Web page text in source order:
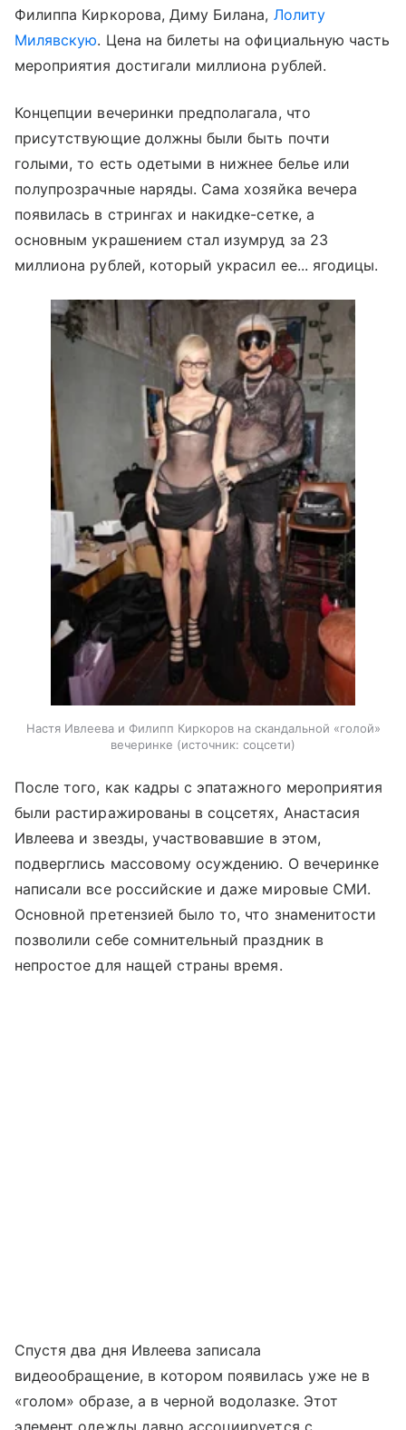
Филиппа Киркорова, Диму Билана, Лолиту
Милявскую. Цена на билеты на официальную часть
мероприятия достигали миллиона рублей.
Концепции вечеринки предполагала, что
присутствующие должны были быть почти
голыми, то есть одетыми в нижнее белье или
полупрозрачные наряды. Сама хозяйка вечера
появилась в стрингах и накидке-сетке, а
основным украшением стал изумруд за 23
миллиона рублей, который украсил ее... ягодицы.
Настя Ивлеева и Филипп Киркоров на скандальной «голой»
вечеринке
источник: соцсети
После того, как кадры с эпатажного мероприятия
были растиражированы в соцсетях, Анастасия
Ивлеева и звезды, участвовавшие в этом,
подверглись массовому осуждению. О вечеринке
написали все российские и даже мировые СМИ.
Основной претензией было то, что знаменитости
позволили себе сомнительный праздник в
непростое для нащей страны время.
Спустя два дня Ивлеева записала
видеообращение, в котором появилась уже не в
«голом» образе, а в черной водолазке. Этот